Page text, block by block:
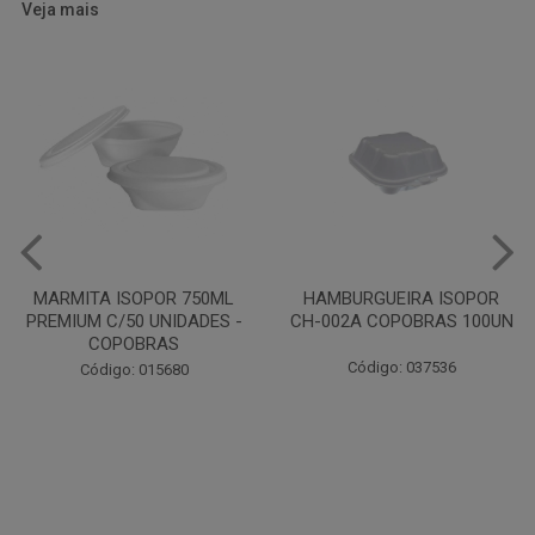
Veja mais
HAMBURGUEIRA ISOPOR
CH-002A COPOBRAS 100UN
Código: 037536
CAIXA PARDA PIZZA N30
OITAVADA BALUARTE C/10
Código: 001124